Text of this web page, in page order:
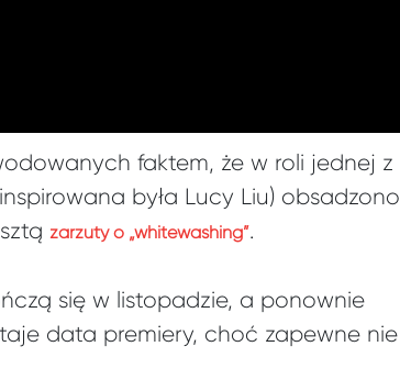
faktem, że w roli jednej z
była Lucy Liu) obsadzono
zarzuty o „whitewashing”.
się w listopadzie, a ponownie
data premiery, choć zapewne nie